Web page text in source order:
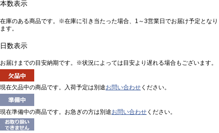
本数表示
在庫のある商品です。※在庫に引き当たった場合、1～3営業日でお届け予定となり
ます。
日数表示
お届けまでの目安納期です。※状況によっては目安より遅れる場合もございます。
現在欠品中の商品です。入荷予定は別途お問い合わせ ください。
現在準備中の商品です。お急ぎの方は別途お問い合わせ ください。